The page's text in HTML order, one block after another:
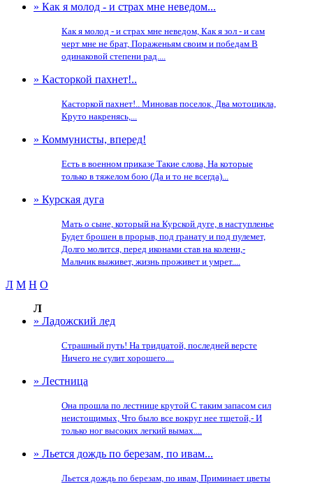
» Как я молод - и страх мне неведом...
Как я молод - и страх мне неведом, Как я зол - и сам
черт мне не брат, Пораженьям своим и победам В
одинаковой степени рад....
» Касторкой пахнет!..
Касторкой пахнет!.. Миновав поселок, Два мотоцикла,
Круто накренясь,...
» Коммунисты, вперед!
Есть в военном приказе Такие слова, На которые
только в тяжелом бою (Да и то не всегда)...
» Курская дуга
Мать о сыне, который на Курской дуге, в наступленье
Будет брошен в прорыв, под гранату и под пулемет,
Долго молится, перед иконами став на колени,-
Мальчик выживет, жизнь проживет и умрет....
Л М Н О
Л
» Ладожский лед
Страшный путь! На тридцатой, последней версте
Ничего не сулит хорошего....
» Лестница
Она прошла по лестнице крутой С таким запасом сил
неистощимых, Что было все вокруг нее тщетой,- И
только ног высоких легкий вымах....
» Льется дождь по березам, по ивам...
Льется дождь по березам, по ивам, Приминает цветы